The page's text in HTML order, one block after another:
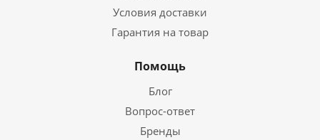
Условия доставки
Гарантия на товар
Помощь
Блог
Вопрос-ответ
Бренды